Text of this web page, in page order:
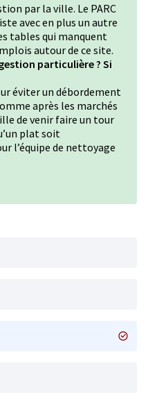
par la ville. Le PARC
avec en plus un autre
tables qui manquent
autour de ce site.
particulière ? Si
éviter un débordement
après les marchés
de venir faire un tour
plat soit
l’équipe de nettoyage